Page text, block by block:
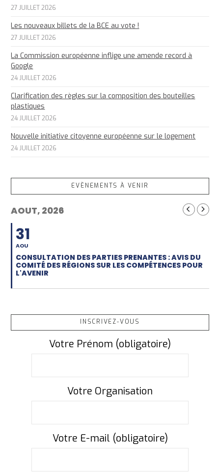
27 JUILLET 2026
Les nouveaux billets de la BCE au vote !
27 JUILLET 2026
La Commission européenne inflige une amende record à
Google
24 JUILLET 2026
Clarification des règles sur la composition des bouteilles
plastiques
24 JUILLET 2026
Nouvelle initiative citoyenne européenne sur le logement
24 JUILLET 2026
EVÈNEMENTS À VENIR
AOUT, 2026
31
AOU
CONSULTATION DES PARTIES PRENANTES : AVIS DU
COMITÉ DES RÉGIONS SUR LES COMPÉTENCES POUR
L'AVENIR
INSCRIVEZ-VOUS
Votre Prénom (obligatoire)
Votre Organisation
Votre E-mail (obligatoire)